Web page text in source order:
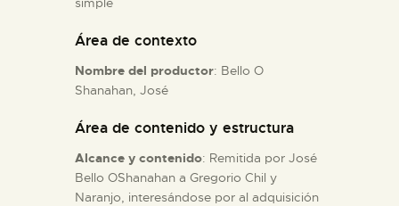
Área de contexto
Nombre del productor: Bello O
´Shanahan, José
Área de contenido y estructura
Alcance y contenido: Remitida por José
Bello O´Shanahan a Gregorio Chil y
Naranjo, interesándose por al adquisición